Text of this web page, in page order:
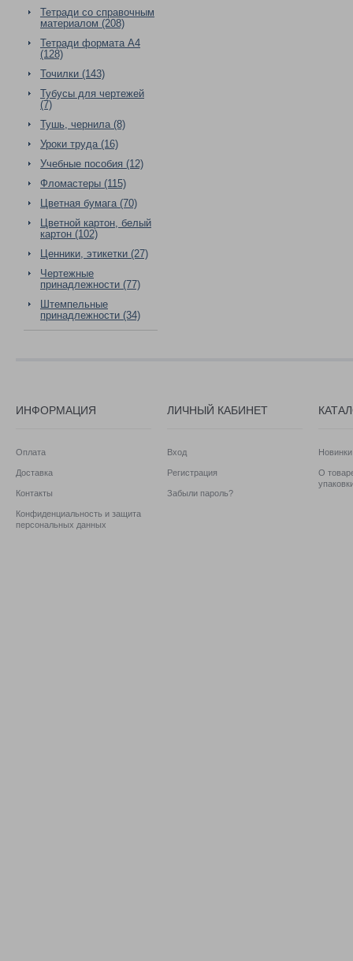
Тетради со справочным
материалом (208)
Тетради формата А4
(128)
Точилки (143)
Тубусы для чертежей
(7)
Тушь, чернила (8)
Уроки труда (16)
Учебные пособия (12)
Фломастеры (115)
Цветная бумага (70)
Цветной картон, белый
картон (102)
Ценники, этикетки (27)
Чертежные
принадлежности (77)
Штемпельные
принадлежности (34)
ИНФОРМАЦИЯ
Оплата
Доставка
Контакты
Конфиденциальность и защита
персональных данных
ЛИЧНЫЙ КАБИНЕТ
Вход
Регистрация
Забыли пароль?
Новинки
О